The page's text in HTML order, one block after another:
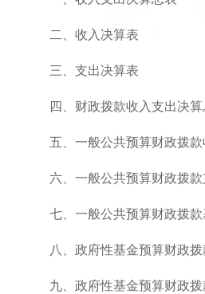
二、收入决算表
三、支出决算表
四、财政拨款收入支出决算
五、一般公共预算财政拨款
六、一般公共预算财政拨款
七、一般公共预算财政拨款
八、政府性基金预算财政拨
九、政府性基金预算财政拨